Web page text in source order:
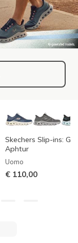
Skechers Slip-ins:
Aphtur
Uomo
€ 110,00